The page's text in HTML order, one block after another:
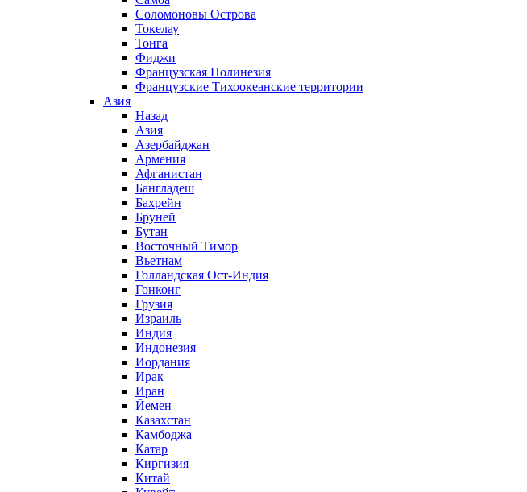
Соломоновы Острова
Токелау
Тонга
Фиджи
Французская Полинезия
Французские Тихоокеанские территории
Азия
Назад
Азия
Азербайджан
Армения
Афганистан
Бангладеш
Бахрейн
Бруней
Бутан
Восточный Тимор
Вьетнам
Голландская Ост-Индия
Гонконг
Грузия
Израиль
Индия
Индонезия
Иордания
Ирак
Иран
Йемен
Казахстан
Камбоджа
Катар
Киргизия
Китай